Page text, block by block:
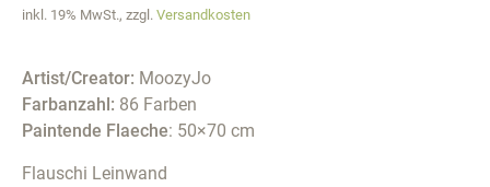
inkl. 19% MwSt., zzgl. Versandkosten
Artist/Creator: MoozyJo
Farbanzahl: 86 Farben
Paintende Flaeche: 50×70 cm
Flauschi Leinwand